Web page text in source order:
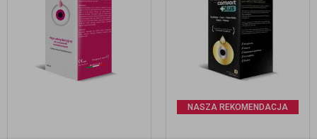
NASZA REKOMENDACJA